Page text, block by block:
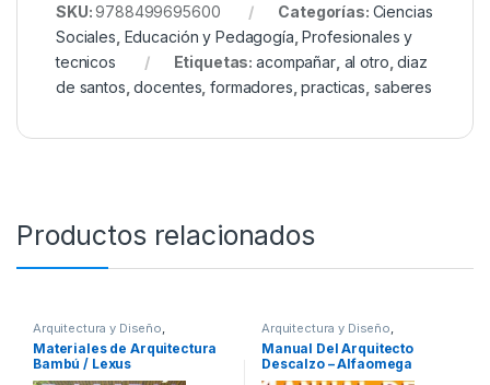
SKU:9788499695600 Categorías: Ciencias
Sociales Educación y Pedagogía ,Profesionales y
tecnicos
Etiquetas:acompañar, al otro ,diaz
de santos ,docentes ,formadores ,practicas saberes
Productos relacionados
Arquitectura y Diseño,
Arquitectura y Urbanismo ,Arte y
Afines,Decoración, Decoración
y Muebles,Diseño
Materiales de Arquitectura
Bambú / Lexus
Arquitectura y Diseño,
Arquitectura y Urbanismo
Diseño,Profesionales y
tecnicos
Manual Del Arquitecto
Descalzo – Alfaomega